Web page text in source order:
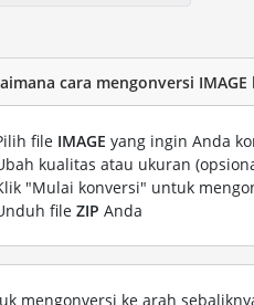
cara mengonversi IMAGE
file IMAGE yang ingin Anda
kualitas atau ukuran
"Mulai konversi" untuk
file ZIP Anda
mengonversi ke arah